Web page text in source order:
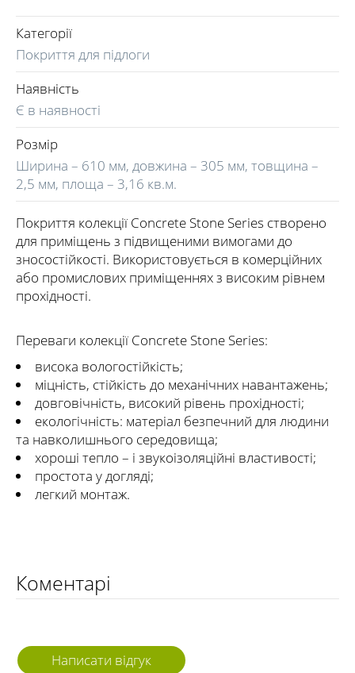
Категорії
Покриття для підлоги
Наявність
Є в наявності
Розмір
Ширина – 610 мм, довжина – 305 мм, товщина –
2,5 мм, площа – 3,16 кв.м.
Покриття колекції Concrete Stone Series створено
для приміщень з підвищеними вимогами до
зносостійкості. Використовується в комерційних
або промислових приміщеннях з високим рівнем
прохідності.
Переваги колекції Concrete Stone Series:
висока вологостійкість;
міцність, стійкість до механічних навантажень;
довговічність, високий рівень прохідності;
екологічність: матеріал безпечний для людини
та навколишнього середовища;
хороші тепло – і звукоізоляційні властивості;
простота у догляді;
легкий монтаж.
Коментарі
Написати відгук